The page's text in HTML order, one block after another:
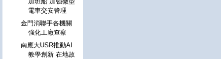
電車交安管理
金門消聯手各機關
強化工廠查察
南應大USR推動AI
教學創新 在地故